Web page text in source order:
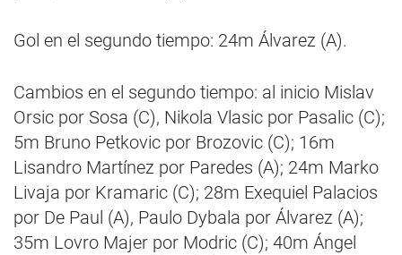
Gol en el segundo tiempo: 24m Álvarez (A).
Cambios en el segundo tiempo: al inicio Mislav
Orsic por Sosa (C), Nikola Vlasic por Pasalic (C);
5m Bruno Petkovic por Brozovic (C); 16m
Lisandro Martínez por Paredes (A); 24m Marko
Livaja por Kramaric (C); 28m Exequiel Palacios
por De Paul (A), Paulo Dybala por Álvarez (A);
35m Lovro Majer por Modric (C); 40m Ángel